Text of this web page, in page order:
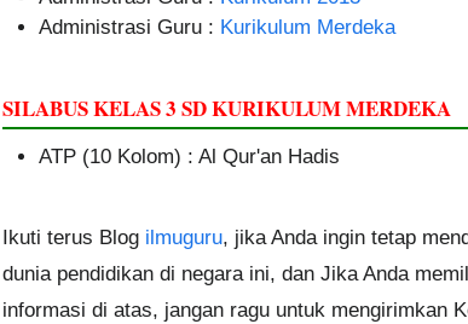
Administrasi Guru : Kurikulum Merdeka
SILABUS KELAS 3 SD KURIKULUM MERDEKA
ATP (10 Kolom) : Al Qur'an Hadis
Ikuti terus Blog ilmuguru, jika Anda ingin tetap
dunia pendidikan di negara ini, dan Jika Anda
informasi di atas, jangan ragu untuk mengirimkan